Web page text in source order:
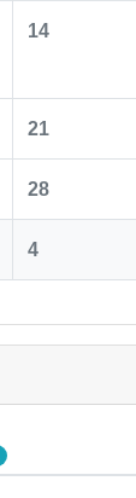
14
21
28
4